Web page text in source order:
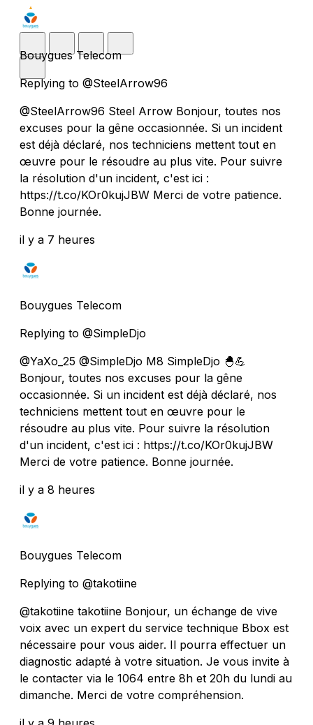
Bouygues Telecom
Replying to @SteelArrow96
@SteelArrow96 Steel Arrow Bonjour, toutes nos
excuses pour la gêne occasionnée. Si un incident
est déjà déclaré, nos techniciens mettent tout en
œuvre pour le résoudre au plus vite. Pour suivre
la résolution d'un incident, c'est ici :
https://t.co/KOr0kujJBW Merci de votre patience.
Bonne journée.
il y a 7 heures
Bouygues Telecom
Replying to @SimpleDjo
@YaXo_25 @SimpleDjo M8 SimpleDjo 🐣💪
Bonjour, toutes nos excuses pour la gêne
occasionnée. Si un incident est déjà déclaré, nos
techniciens mettent tout en œuvre pour le
résoudre au plus vite. Pour suivre la résolution
d'un incident, c'est ici : https://t.co/KOr0kujJBW
Merci de votre patience. Bonne journée.
il y a 8 heures
Bouygues Telecom
Replying to @takotiine
@takotiine takotiine Bonjour, un échange de vive
voix avec un expert du service technique Bbox est
nécessaire pour vous aider. Il pourra effectuer un
diagnostic adapté à votre situation. Je vous invite à
le contacter via le 1064 entre 8h et 20h du lundi au
dimanche. Merci de votre compréhension.